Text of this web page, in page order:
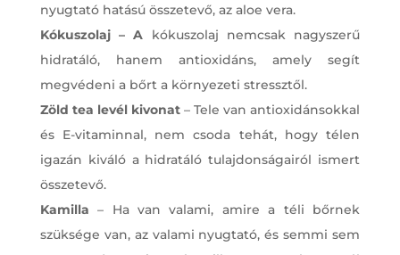
nyugtató hatású összetevő, az aloe vera.
Kókuszolaj – A kókuszolaj nemcsak nagyszerű
hidratáló, hanem antioxidáns, amely segít
megvédeni a bőrt a környezeti stressztől.
Zöld tea levél kivonat– Tele van antioxidánsokkal
és E-vitaminnal, nem csoda tehát, hogy télen
igazán kiváló a hidratáló tulajdonságairól ismert
összetevő.
Kamilla – Ha van valami, amire a téli bőrnek
szüksége van, az valami nyugtató, és semmi sem